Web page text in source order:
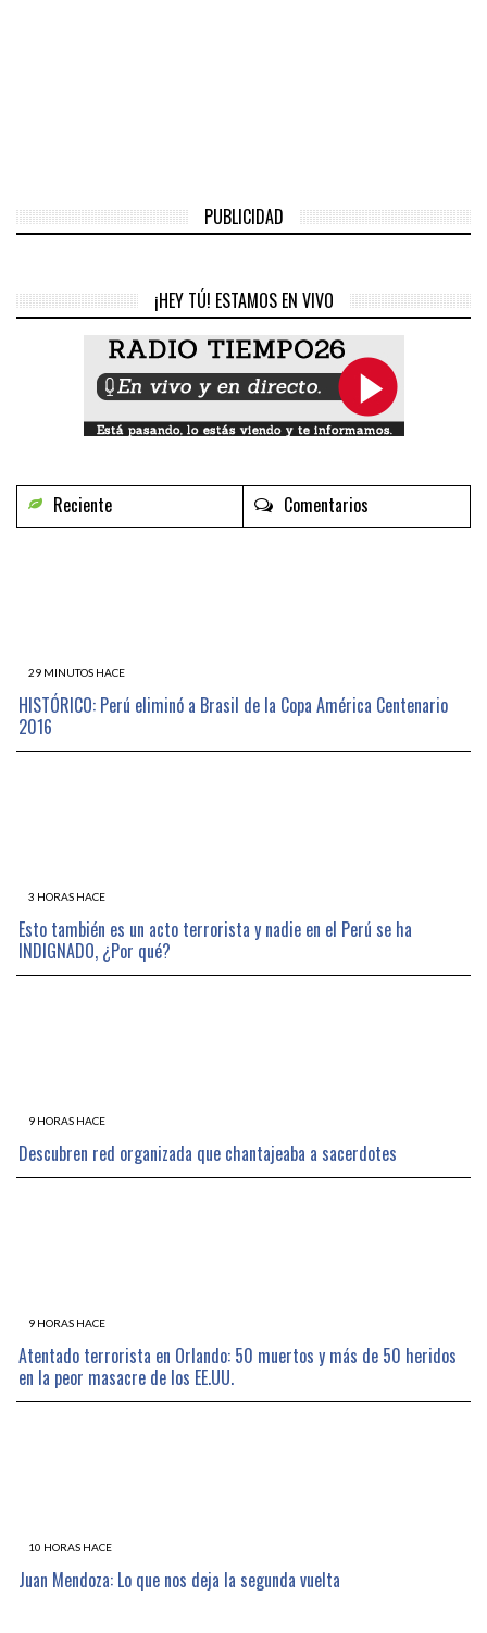
PUBLICIDAD
¡HEY TÚ! ESTAMOS EN VIVO
Reciente Comentarios
29 MINUTOS HACE
HISTÓRICO: Perú eliminó a Brasil de la Copa América Centenario
2016
3 HORAS HACE
Esto también es un acto terrorista y nadie en el Perú se ha
INDIGNADO, ¿Por qué?
9 HORAS HACE
Descubren red organizada que chantajeaba a sacerdotes
9 HORAS HACE
Atentado terrorista en Orlando: 50 muertos y más de 50 heridos
en la peor masacre de los EE.UU.
10 HORAS HACE
Juan Mendoza: Lo que nos deja la segunda vuelta